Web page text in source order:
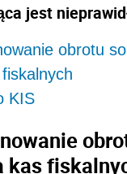
jest
obrotu
KIS
kas